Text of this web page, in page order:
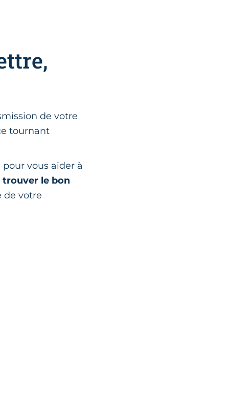
de votre
tournant
pour vous aider à
trouver le bon
de votre